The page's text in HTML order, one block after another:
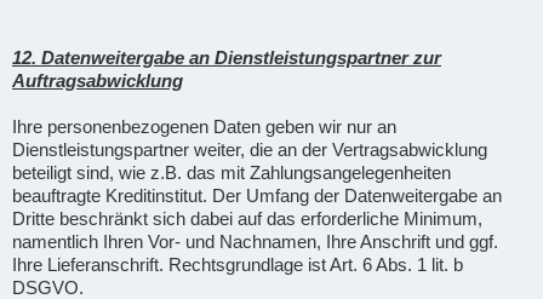
12. Datenweitergabe an Dienstleistungspartner zur
Auftragsabwicklung
Ihre personenbezogenen Daten geben wir nur an
Dienstleistungspartner weiter, die an der Vertragsabwicklung
beteiligt sind, wie z.B. das mit Zahlungsangelegenheiten
beauftragte Kreditinstitut. Der Umfang der Datenweitergabe an
Dritte beschränkt sich dabei auf das erforderliche Minimum,
namentlich Ihren Vor- und Nachnamen, Ihre Anschrift und ggf.
Ihre Lieferanschrift. Rechtsgrundlage ist Art. 6 Abs. 1 lit. b
DSGVO.